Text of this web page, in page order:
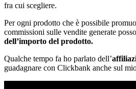
fra cui scegliere.
Per ogni prodotto che è possibile
commissioni sulle vendite generate
dell’importo del prodotto.
Qualche tempo fa ho parlato dell’
guadagnare con Clickbank anche sul